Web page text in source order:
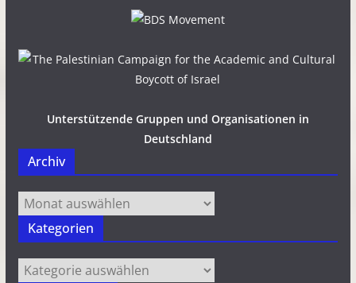
Unterstützende Gruppen und Organisationen in
Deutschland
Archiv
Archiv
Kategorien
Kategorien